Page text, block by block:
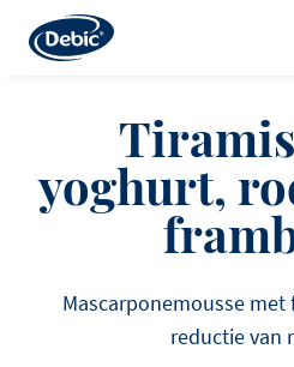
main
yoghurt,
Mascarponemousse
reductie van